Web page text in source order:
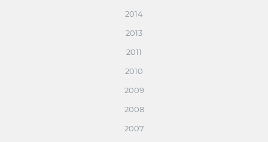
2014
2013
2011
2010
2009
2008
2007